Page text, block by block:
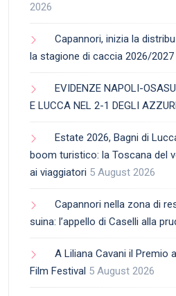
2026
Capannori, inizia la
la stagione di caccia 2026/2027
EVIDENZE NAPOLI-
E LUCCA NEL 2-1 DEGLI
Estate 2026, Bagni di
boom turistico: la Toscana del
ai viaggiatori 5 August 2026
Capannori nella zona di
suina: l’appello di Caselli alla
A Liliana Cavani il Premio
Film Festival 5 August 2026